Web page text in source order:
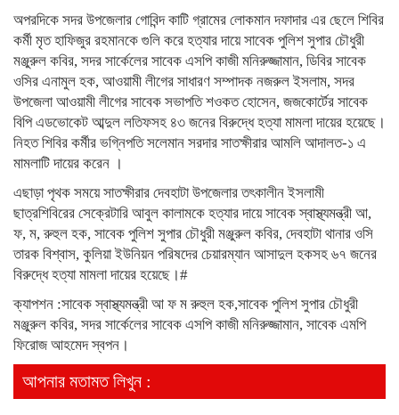
অপরদিকে সদর উপজেলার গোবিন্দ কাটি গ্রামের লোকমান দফাদার এর ছেলে শিবির
কর্মী মৃত হাফিজুর রহমানকে গুলি করে হত্যার দায়ে সাবেক পুলিশ সুপার চৌধুরী
মঞ্জুরুল কবির, সদর সার্কেলের সাবেক এসপি কাজী মনিরুজ্জামান, ডিবির সাবেক
ওসির এনামুল হক, আওয়ামী লীগের সাধারণ সম্পাদক নজরুল ইসলাম, সদর
উপজেলা আওয়ামী লীগের সাবেক সভাপতি শওকত হোসেন, জজকোর্টের সাবেক
বিপি এডভোকেট আব্দুল লতিফসহ ৪৩ জনের বিরুদ্ধে হত্যা মামলা দায়ের হয়েছে।
নিহত শিবির কর্মীর ভগ্নিপতি সলেমান সরদার সাতক্ষীরার আমলি আদালত-১ এ
মামলাটি দায়ের করেন ।
এছাড়া পৃথক সময়ে সাতক্ষীরার দেবহাটা উপজেলার তৎকালীন ইসলামী
ছাত্রশিবিরের সেক্রেটারি আবুল কালামকে হত্যার দায়ে সাবেক স্বাস্থ্যমন্ত্রী আ,
ফ, ম, রুহুল হক, সাবেক পুলিশ সুপার চৌধুরী মঞ্জুরুল কবির, দেবহাটা থানার ওসি
তারক বিশ্বাস, কুলিয়া ইউনিয়ন পরিষদের চেয়ারম্যান আসাদুল হকসহ ৬৭ জনের
বিরুদ্ধে হত্যা মামলা দায়ের হয়েছে।#
ক্যাপশন :সাবেক স্বাস্থ্যমন্ত্রী আ ফ ম রুহুল হক,সাবেক পুলিশ সুপার চৌধুরী
মঞ্জুরুল কবির, সদর সার্কেলের সাবেক এসপি কাজী মনিরুজ্জামান, সাবেক এমপি
ফিরোজ আহমেদ স্বপন।
আপনার মতামত লিখুন :